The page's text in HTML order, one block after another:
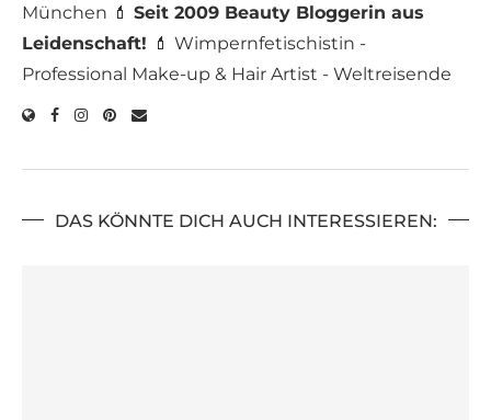
München 💄 Seit 2009 Beauty Bloggerin aus
Leidenschaft! 💄 Wimpernfetischistin -
Professional Make-up & Hair Artist - Weltreisende
DAS KÖNNTE DICH AUCH INTERESSIEREN: